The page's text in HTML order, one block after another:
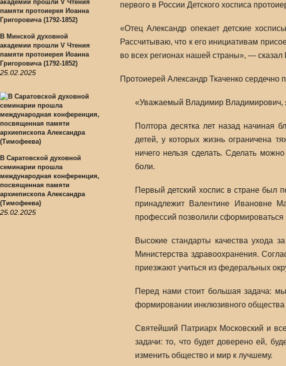
В Минской духовной
академии прошли V Чтения
памяти протоиерея Иоанна
Григоровича (1792-1852)
25.02.2025
В Саратовской духовной
семинарии прошла
международная конференция,
посвященная памяти
архиепископа Александра
(Тимофеева)
25.02.2025
первого в России Детского хосписа
«Отец Александр опекает детские
Рассчитываю, что к его инициативам
во всех регионах нашей страны», — сказал
Протоиерей Александр Ткаченко сердечно
«Уважаемый Владимир Владимирович, я
Полтора десятка лет назад начиная
детей, у которых жизнь ограничена
ничего нельзя сделать. Сделать
боли.
Первый детский хоспис в стране был
принадлежит Валентине Ивановне
профессий позволили
Высокие стандарты качества ухода
Министерства здравоохранения.
приезжают учиться из федеральных
Перед нами стоит большая задача:
формировании инклюзивного общества
Святейший Патриарх Московский и
задачи: то, что будет доверено ей,
изменить общество и мир к лучшему.